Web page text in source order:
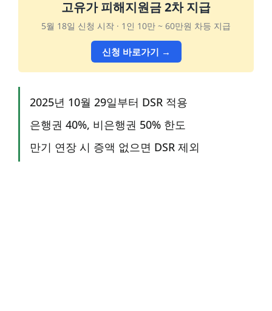
고유가 피해지원금 2차 지급
5월 18일 신청 시작 · 1인 10만 ~ 60만원 차등 지급
신청 바로가기 →
2025년 10월 29일부터 DSR 적용
은행권 40%, 비은행권 50% 한도
만기 연장 시 증액 없으면 DSR 제외